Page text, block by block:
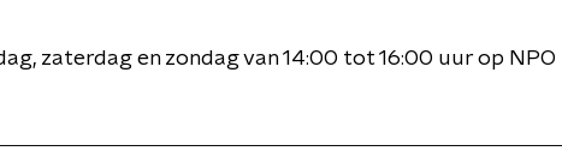
zaterdag en zondag van 14:00 tot 16:00 uur op NPO